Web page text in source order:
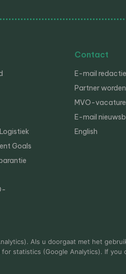
Goals
Contact
E-mail redactie
Partner worden
MVO-
E-mail
English
Als u doorgaat met het
statistics (Google Analytics). If you